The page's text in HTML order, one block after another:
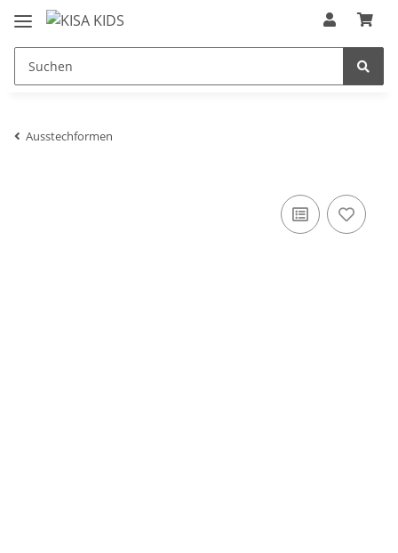
Ausstechformen